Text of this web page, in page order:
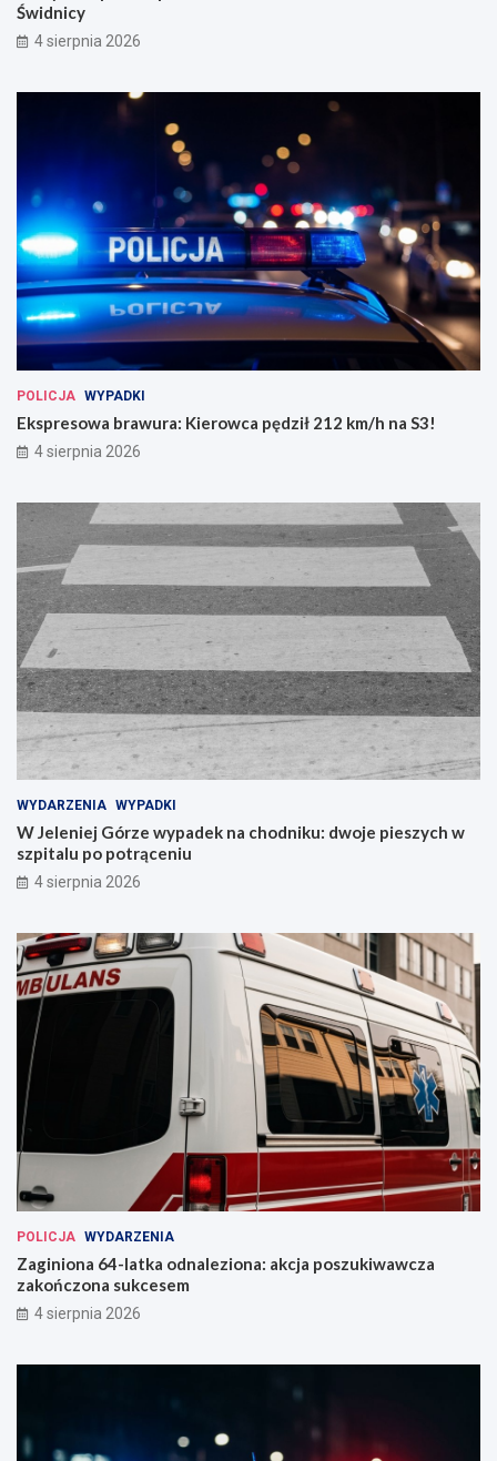
Świdnicy
4 sierpnia 2026
POLICJA WYPADKI
Ekspresowa brawura: Kierowca pędził 212 km/h na S3!
4 sierpnia 2026
WYDARZENIA WYPADKI
W Jeleniej Górze wypadek na chodniku: dwoje pieszych w
szpitalu po potrąceniu
4 sierpnia 2026
POLICJA WYDARZENIA
Zaginiona 64-latka odnaleziona: akcja poszukiwawcza
zakończona sukcesem
4 sierpnia 2026